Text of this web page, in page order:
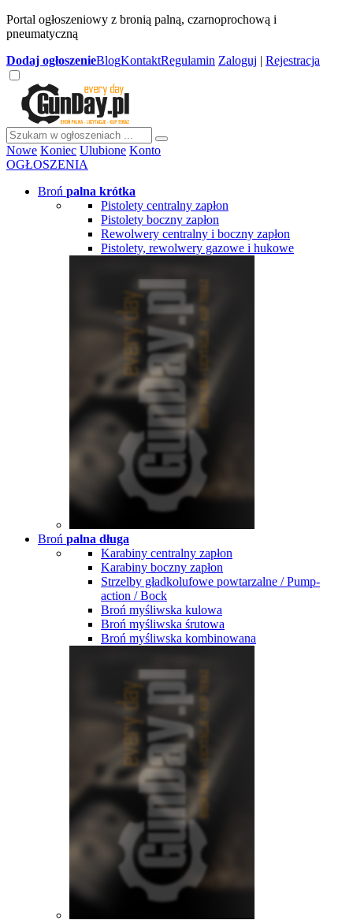
Portal ogłoszeniowy z bronią palną, czarnoprochową i
pneumatyczną
Dodaj ogłoszenieBlogKontaktRegulamin Zaloguj | Rejestracja
Nowe Koniec Ulubione Konto
OGŁOSZENIA
Broń palna krótka
Pistolety centralny zapłon
Pistolety boczny zapłon
Rewolwery centralny i boczny zapłon
Pistolety, rewolwery gazowe i hukowe
Broń palna długa
Karabiny centralny zapłon
Karabiny boczny zapłon
Strzelby gładkolufowe powtarzalne / Pump-
action / Bock
Broń myśliwska kulowa
Broń myśliwska śrutowa
Broń myśliwska kombinowana